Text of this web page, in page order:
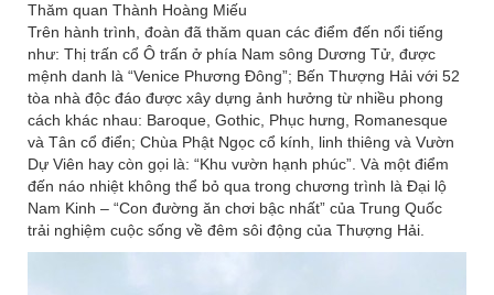
Thăm quan Thành Hoàng Miếu
Trên hành trình, đoàn đã thăm quan các điểm đến nổi tiếng
như: Thị trấn cổ Ô trấn ở phía Nam sông Dương Tử, được
mệnh danh là “Venice Phương Đông”; Bến Thượng Hải với 52
tòa nhà độc đáo được xây dựng ảnh hưởng từ nhiều phong
cách khác nhau: Baroque, Gothic, Phục hưng, Romanesque
và Tân cổ điển; Chùa Phật Ngọc cổ kính, linh thiêng và Vườn
Dự Viên hay còn gọi là: “Khu vườn hạnh phúc”. Và một điểm
đến náo nhiệt không thể bỏ qua trong chương trình là Đại lộ
Nam Kinh – “Con đường ăn chơi bậc nhất” của Trung Quốc
trải nghiệm cuộc sống về đêm sôi động của Thượng Hải.